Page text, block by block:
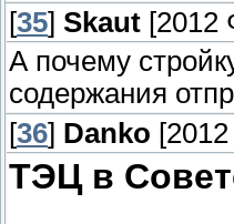
[35] Skaut [2012
А почему
содержания
[36] Danko
ТЭЦ в